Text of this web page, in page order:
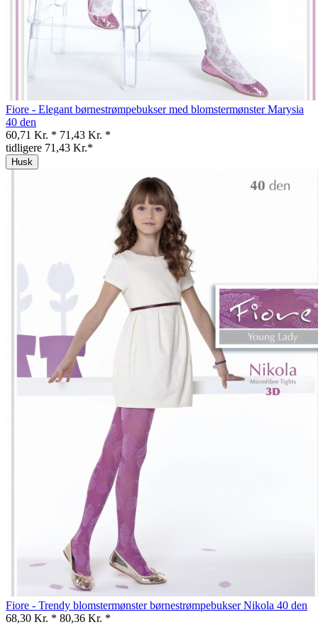
Fiore - Elegant børnestrømpebukser med blomstermønster Marysia
40 den
60,71 Kr. * 71,43 Kr. *
tidligere 71,43 Kr.*
Husk
Fiore - Trendy blomstermønster børnestrømpebukser Nikola 40 den
68,30 Kr. * 80,36 Kr. *